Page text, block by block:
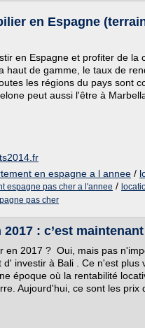
en Espagne
en Espagne et profiter de la
haut de gamme, le taux de
les régions du pays sont
peut aussi l'être à
en espagne a l annee /
espagne pas cher a l'annee /
pas cher
: c’est
en 2017 ? Oui, mais pas
investir à Bali . Ce n'est plus
époque où la rentabilité
Aujourd'hui, ce sont les prix